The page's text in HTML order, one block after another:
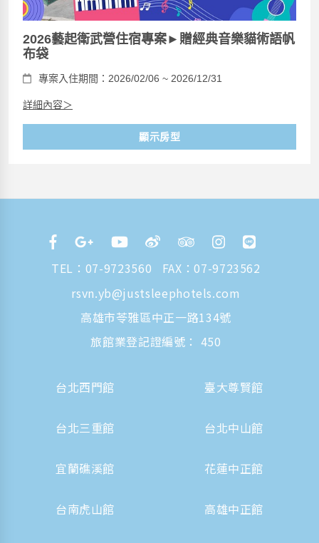
2026藝起衛武營住宿專案►贈經典音樂貓術語帆
布袋
專案入住期間：2026/02/06 ~ 2026/12/31
詳細內容＞
顯示房型
TEL： 07-9723560
FAX：07-9723562
rsvn.yb@justsleephotels.com
高雄市苓雅區中正一路134號
旅館業登記證編號： 450
台北西門館 臺大尊賢館
台北三重館 台北中山館
宜蘭礁溪館 花蓮中正館
台南虎山館 高雄中正館